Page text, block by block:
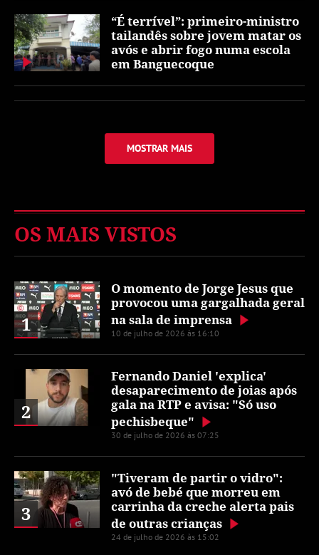
“É terrível”: primeiro-ministro
tailandês sobre jovem matar os
avós e abrir fogo numa escola
em Banguecoque
MOSTRAR MAIS
OS MAIS VISTOS
1
O momento de Jorge Jesus que
provocou uma gargalhada geral
na sala de imprensa
10 de julho de 2026 às 16:10
2
Fernando Daniel 'explica'
desaparecimento de joias após
gala na RTP e avisa: "Só uso
pechisbeque"
30 de julho de 2026 às 07:25
3
"Tiveram de partir o vidro":
avó de bebé que morreu em
carrinha da creche alerta pais
de outras crianças
24 de julho de 2026 às 15:02